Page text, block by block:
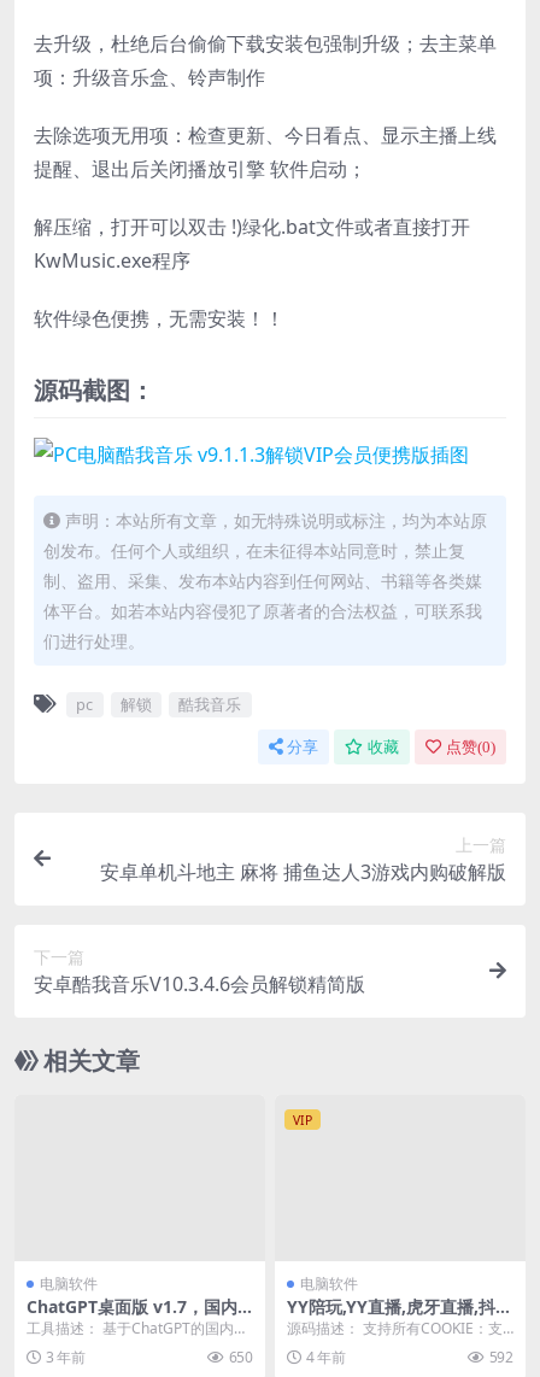
去升级，杜绝后台偷偷下载安装包强制升级；去主菜单
项：升级音乐盒、铃声制作
去除选项无用项：检查更新、今日看点、显示主播上线
提醒、退出后关闭播放引擎 软件启动；
解压缩，打开可以双击 !)绿化.bat文件或者直接打开
KwMusic.exe程序
软件绿色便携，无需安装！！
源码截图：
声明：本站所有文章，如无特殊说明或标注，均为本站原
创发布。任何个人或组织，在未征得本站同意时，禁止复
制、盗用、采集、发布本站内容到任何网站、书籍等各类媒
体平台。如若本站内容侵犯了原著者的合法权益，可联系我
们进行处理。
pc 解锁 酷我音乐
分享 收藏 点赞(0)
上一篇
安卓单机斗地主 麻将 捕鱼达人3游戏内购破解版
下一篇
安卓酷我音乐V10.3.4.6会员解锁精简版
相关文章
电脑软件
ChatGPT桌面版 v1.7，国内
直接使用版
工具描述： 基于ChatGPT的国内直
接使用桌面版软件，可以设置自己
的专属角色，...
3 年前 650
VIP
电脑软件
YY陪玩,YY直播,虎牙直播,抖音
直播,支付CK参数获取器
源码描述： 支持所有COOKIE：支
付 演示截图：
4 年前 592